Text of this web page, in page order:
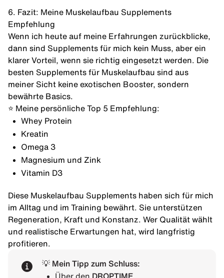
6. Fazit: Meine Muskelaufbau Supplements
Empfehlung
Wenn ich heute auf meine Erfahrungen zurückblicke,
dann sind Supplements für mich kein Muss, aber ein
klarer Vorteil, wenn sie richtig eingesetzt werden. Die
besten Supplements für Muskelaufbau sind aus
meiner Sicht keine exotischen Booster, sondern
bewährte Basics.
⭐️ Meine persönliche Top 5 Empfehlung:
Whey Protein
Kreatin
Omega 3
Magnesium und Zink
Vitamin D3
Diese Muskelaufbau Supplements haben sich für mich
im Alltag und im Training bewährt. Sie unterstützen
Regeneration, Kraft und Konstanz. Wer Qualität wählt
und realistische Erwartungen hat, wird langfristig
profitieren.
💡 Mein Tipp zum Schluss:
Über den DROPTIME